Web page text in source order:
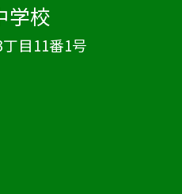
学校
目11番1号